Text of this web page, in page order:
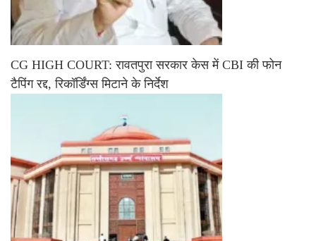
CG HIGH COURT: रावतपुरा सरकार केस में CBI की फोन
टैपिंग रद्द, रिकॉर्डिंग्स मिटाने के निर्देश